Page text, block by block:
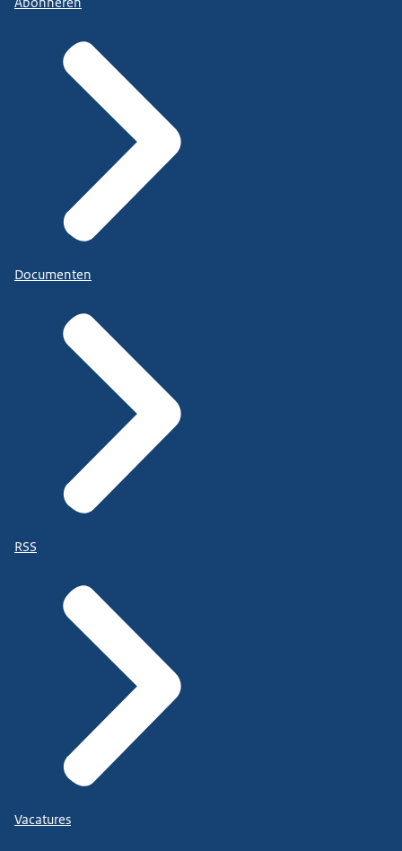
Documenten
RSS
Vacatures